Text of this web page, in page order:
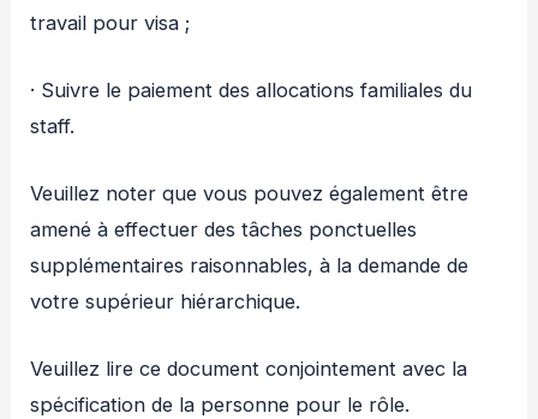
travail pour visa ;
· Suivre le paiement des allocations familiales du
staff.
Veuillez noter que vous pouvez également être
amené à effectuer des tâches ponctuelles
supplémentaires raisonnables, à la demande de
votre supérieur hiérarchique.
Veuillez lire ce document conjointement avec la
spécification de la personne pour le rôle.